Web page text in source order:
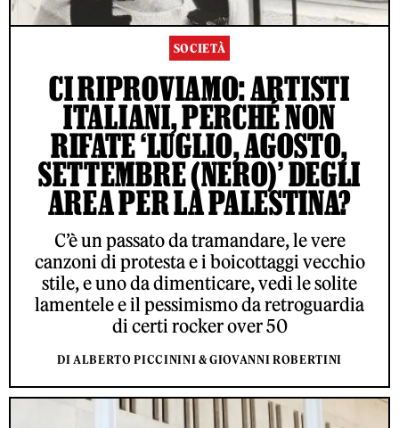
SOCIETÀ
CI RIPROVIAMO: ARTISTI
ITALIANI, PERCHÉ NON
RIFATE ‘LUGLIO, AGOSTO,
SETTEMBRE (NERO)’ DEGLI
AREA PER LA PALESTINA?
C’è un passato da tramandare, le vere
canzoni di protesta e i boicottaggi vecchio
stile, e uno da dimenticare, vedi le solite
lamentele e il pessimismo da retroguardia
di certi rocker over 50
DI ALBERTO PICCININI & GIOVANNI ROBERTINI